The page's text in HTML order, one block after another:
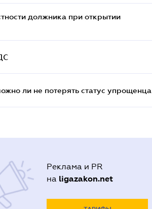
должника при открытии
ли не потерять статус упрощенца
Реклама и PR
на ligazakon.net